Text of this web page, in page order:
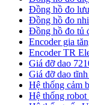
Đồng hồ đo
Đồng hồ đo
Đồng hồ đo tủ
Encoder gia
Encoder TR
Giá đỡ dao
Giá đỡ dao
Hệ thống cảm
Hệ thống